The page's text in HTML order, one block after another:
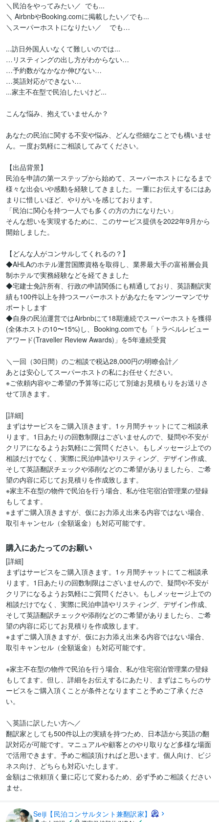
＼民泊をやってみたい／  でも...
＼ AirbnbやBooking.comに掲載したい／でも...
＼スーパーホストになりたい／    でも…
...訪日外国人いなくて難しいのでは...
…リスティングの出し方がわからない…
…予約数がなかなか伸びない…
…英語対応ができない…
...家主不在型で民泊したいけど...
こんな悩み、抱えていませんか？
あなたの民泊に関する不安や悩み、どんな些細なことでも構いませ
ん。一度お気軽にご相談してみてください。
【出品背景】
民泊を申請の第一ステップから始めて、スーパーホストになるまで
様々な出会いや感動を経験してきました。一重にお伝えするにはあ
まりに惜しいほど、やりがいを感じております。
「民泊に関心を持つ一人でも多くの方の力になりたい」
そんな想いを実現するために、このサービス提供を2022年9月から
開始しました。
【どんな人がコンサルしてくれるの？】
◆AHLAのホテル運営国際資格を取得し、業界最大手の富裕層会員
制ホテルで実務経験などを経てきました
◆宅建士免許所有、行政の申請関係にも精通しており、英語翻訳実
績も100件以上を持つスーパーホストがあなたをマンツーマンでサ
ポートします
◆自身の民泊運営ではAirbnbにて18期連続でスーパーホストを獲得
(全体ホストの10〜15%)し、Booking.comでも「トラベルレビュー
アワード(Traveller Review Awards)」を5年連続受賞
＼一回（30日間）のご相談で税込28,000円の明瞭会計／
あとは安心してスーパーホストの私にお任せください。
※ご依頼内容やご希望の予算等に応じて別途お見積もりをお送りさ
せて頂きます。
[詳細]
まずはサービスをご購入頂きます。1ヶ月間チャットにてご相談承
ります。1日あたりの回数制限はございませんので、疑問や不安が
クリアになるようお気軽にご質問ください。もしメッセージ上での
相談だけでなく、実際に民泊申請やリスティング、デザイン作成、
そして英語翻訳チェックや添削などのご希望がありましたら、ご希
望の内容に応じてお見積りを作成致します。
※家主不在型の物件で民泊を行う場合、私が住宅宿泊管理業の登録
もしてます。
※まずご購入頂きますが、仮にお力添え出来る内容ではない場合、
取引キャンセル（全額返金）も対応可能です。
購入にあたってのお願い
[詳細]
まずはサービスをご購入頂きます。1ヶ月間チャットにてご相談承
ります。1日あたりの回数制限はございませんので、疑問や不安が
クリアになるようお気軽にご質問ください。もしメッセージ上での
相談だけでなく、実際に民泊申請やリスティング、デザイン作成、
そして英語翻訳チェックや添削などのご希望がありましたら、ご希
望の内容に応じてお見積りを作成致します。
※まずご購入頂きますが、仮にお力添え出来る内容ではない場合、
取引キャンセル（全額返金）も対応可能です。
※家主不在型の物件で民泊を行う場合、私が住宅宿泊管理業の登録
もしてます。但し、詳細をお伝えするにあたり、まずはこちらのサ
ービスをご購入頂くことが条件となりますこと予めご了承くださ
い。
＼英語に訳したい方へ／
翻訳家としても500件以上の実績を持つため、日本語から英語の翻
訳対応が可能です。マニュアルや顧客とのやり取りなど多様な場面
で活用できます。予めご相談頂ければと思います。個人向け、ビジ
ネス向け、どちらも対応いたします。
金額はご依頼頂く量に応じて変わるため、必ず予めご相談ください
ませ。
Seiji【民泊コンサルタント兼翻訳家】